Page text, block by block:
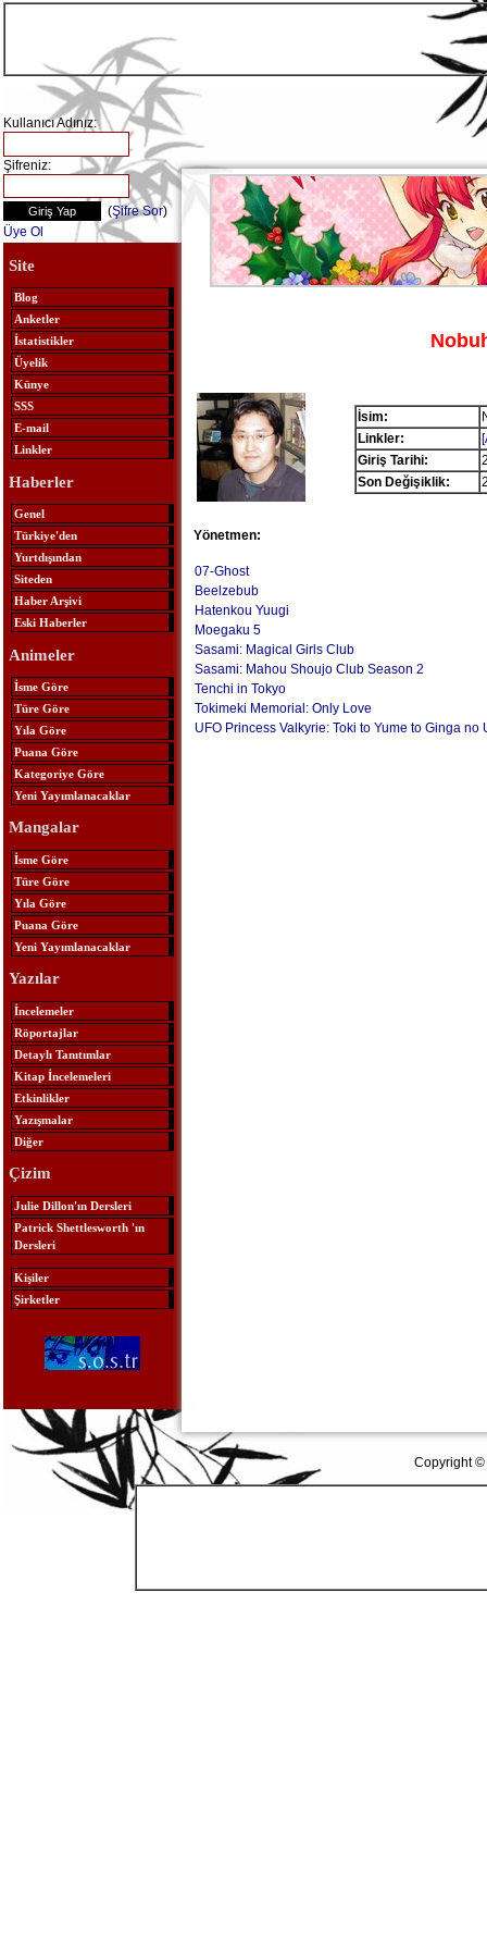
Kullanıcı Adınız:
Şifreniz:
(Şifre Sor)
Üye Ol
Site
Blog
Anketler
İstatistikler
Üyelik
Künye
SSS
E-mail
Linkler
Haberler
Genel
Türkiye'den
Yurtdışından
Siteden
Haber Arşivi
Eski Haberler
Animeler
İsme Göre
Türe Göre
Yıla Göre
Puana Göre
Kategoriye Göre
Yeni Yayımlanacaklar
Mangalar
İsme Göre
Türe Göre
Yıla Göre
Puana Göre
Yeni Yayımlanacaklar
Yazılar
İncelemeler
Röportajlar
Detaylı Tanıtımlar
Kitap İncelemeleri
Etkinlikler
Yazışmalar
Diğer
Çizim
Julie Dillon'ın Dersleri
Patrick Shettlesworth 'ın
Dersleri
Kişiler
Şirketler
İsim:
Linkler:
Giriş Tarihi:
Son Değişiklik:
Yönetmen:
07-Ghost
Beelzebub
Hatenkou Yuugi
Moegaku 5
Sasami: Magical Girls Club
Sasami: Mahou Shoujo Club Season 2
Tenchi in Tokyo
Tokimeki Memorial: Only Love
UFO Princess Valkyrie: Toki to Yume to Ginga no
Copyright ©